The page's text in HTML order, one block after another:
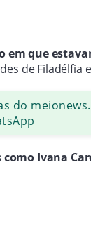
em que
de
do
Ivana